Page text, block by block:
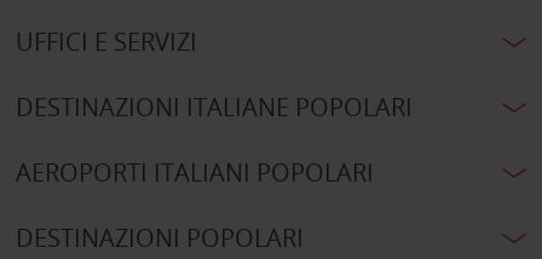
UFFICI E SERVIZI
DESTINAZIONI ITALIANE POPOLARI
AEROPORTI ITALIANI POPOLARI
DESTINAZIONI POPOLARI